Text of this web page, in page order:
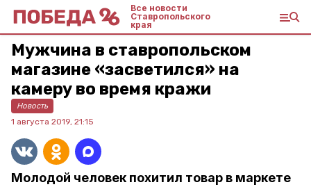
Все новости
Ставропольского
края
Мужчина в ставропольском
магазине «засветился» на
камеру во время кражи
Новость
1 августа 2019, 21:15
Молодой человек похитил товар в маркете